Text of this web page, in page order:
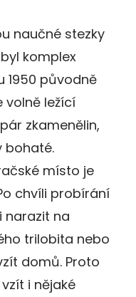
naučné stezky
komplex
1950 původně
volně ležící
zkamenělin,
bohaté.
místo je
chvíli probírání
narazit na
trilobita nebo
domů. Proto
i nějaké